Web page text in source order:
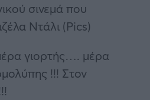
σινεμά που
Ντάλι (Pics)
γιορτής…. μέρα
!!! Στον